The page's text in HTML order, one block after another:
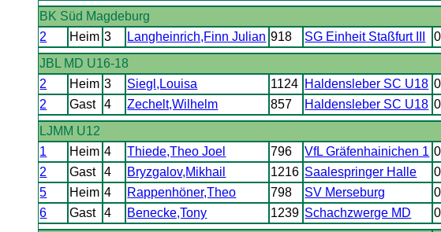
BK Süd Magdeburg
2
Heim 3 Langheinrich,Finn Julian 918 SG Einheit Staßfurt III
JBL MD U16-18
2
Heim 3 Siegl,Louisa 1124 Haldensleber SC U18
2
Gast 4 Zechelt,Wilhelm 857 Haldensleber SC U18
LJMM U12
1
Heim 4 Thiede,Theo Joel 796 VfL Gräfenhainichen 1
2
Gast 4 Bryzgalov,Mikhail 1216 Saalespringer Halle
5
Heim 4 Rappenhöner,Theo 798 SV Merseburg
6
Gast 4 Benecke,Tony 1239 Schachzwerge MD